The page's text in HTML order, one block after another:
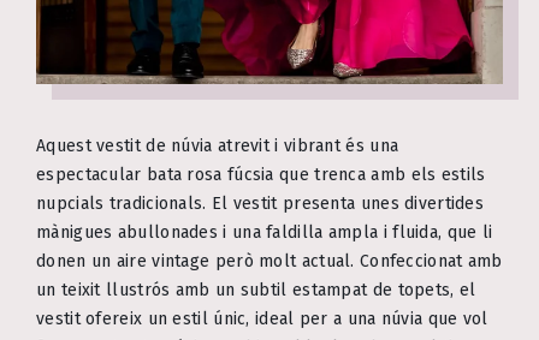
Aquest vestit de núvia atrevit i vibrant és una
espectacular bata rosa fúcsia que trenca amb els estils
nupcials tradicionals. El vestit presenta unes divertides
mànigues abullonades i una faldilla ampla i fluida, que li
donen un aire vintage però molt actual. Confeccionat amb
un teixit llustrós amb un subtil estampat de topets, el
vestit ofereix un estil únic, ideal per a una núvia que vol